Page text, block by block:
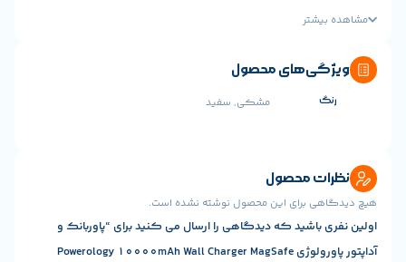
محصول
مشکی, سفید
محصول
برای این محصول نوشته نشده است.
باشید که دیدگاهی را ارسال می کنید برای “پاوربانک و
آداپتور پاورولوژی Powerology 10000mAh Wall Charger MagSafe